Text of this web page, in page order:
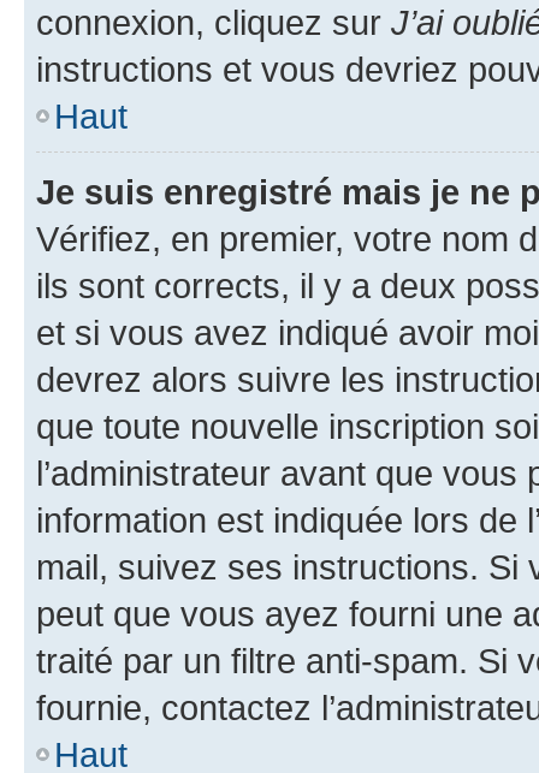
connexion, cliquez sur J’ai
instructions et vous devriez
Haut
Je suis enregistré mais je ne
Vérifiez, en premier, votre nom
ils sont corrects, il y a deux
et si vous avez indiqué avoir
devrez alors suivre les
que toute nouvelle inscription
l’administrateur avant que
information est indiquée lors de
mail, suivez ses instructions. Si
peut que vous ayez fourni une
traité par un filtre anti-spam. Si
fournie, contactez
Haut